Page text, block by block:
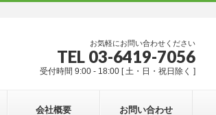
お気軽にお問い合わせください
TEL 03-6419-7056
受付時間 9:00 - 18:00 [ 土・日・祝日除く ]
会社概要 お問い合わせ